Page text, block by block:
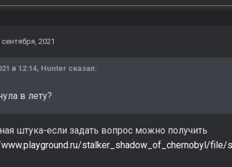
сентября, 2021
в 12:14, Hunter сказал:
в лету?
штука-если задать вопрос можно получить
stalker_shadow_of_chernobyl/